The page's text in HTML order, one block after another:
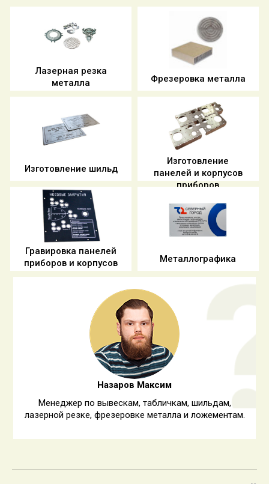
Лазерная резка
металла
Фрезеровка металла
Изготовление шильд
Изготовление
панелей и корпусов
приборов
Гравировка панелей
приборов и корпусов
Металлографика
Назаров Максим
Менеджер по вывескам, табличкам, шильдам,
лазерной резке, фрезеровке металла и ложементам.